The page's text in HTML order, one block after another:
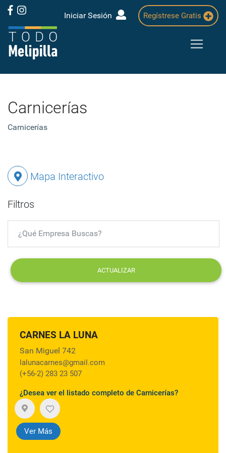
Iniciar Sesión Regístrese Gratis
Carnicerías
Carnicerías
Mapa Interactivo
Filtros
ACTUALIZAR
CARNES LA LUNA
San Miguel 742
lalunacarnes@gmail.com
(+56-2) 283 23 507
¿Desea ver el listado completo de Carnicerías?
Ver Más